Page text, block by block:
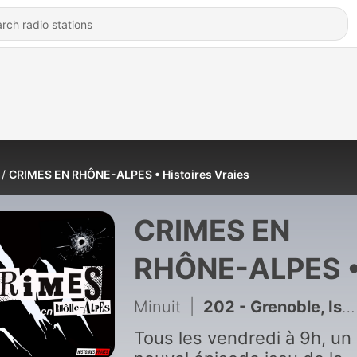
CRIMES EN RHÔNE-ALPES • Histoires Vraies
CRIMES EN
RHÔNE-ALPES
Histoires Vraies
Minuit 202 - Grenoble, Isère — Joël Matencio et les "Brigades Rouges"
Tous les vendredi à 9h, un